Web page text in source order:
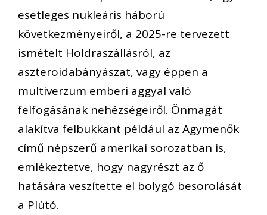
esetleges nukleáris háború
következményeiről, a 2025-re tervezett
ismételt Holdraszállásról, az
aszteroidabányászat, vagy éppen a
multiverzum emberi aggyal való
felfogásának nehézségeiről. Önmagát
alakítva felbukkant például az Agymenők
című népszerű amerikai sorozatban is,
emlékeztetve, hogy nagyrészt az ő
hatására veszítette el bolygó besorolását
a Plútó.